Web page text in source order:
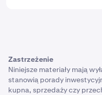
Zastrzeżenie
Niniejsze materiały mają
stanowią porady
kupna, sprzedaży czy